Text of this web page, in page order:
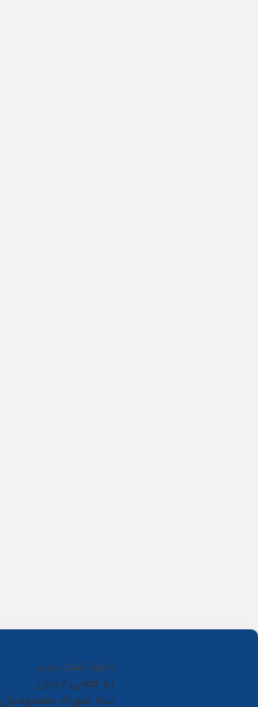
دانلود آهنگ جدید
دو قطبی اردلان
پناه شهرام معصومیان